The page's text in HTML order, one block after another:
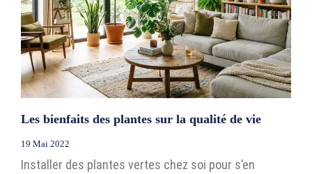
Les bienfaits des plantes sur la qualité de vie
19 Mai 2022
Installer des plantes vertes chez soi pour s’en